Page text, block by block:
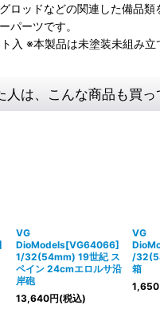
ロッドなどの関連した備品
パーツです。
入 ※本製品は未塗装未組み立
人は、こんな商品も買っ
VG
DioModels[VG64066]
1/32(54mm) 19世紀 ス
ペイン 24cmエロルサ沿
岸砲
13,640円(税込)
VG
/
箱
1,650